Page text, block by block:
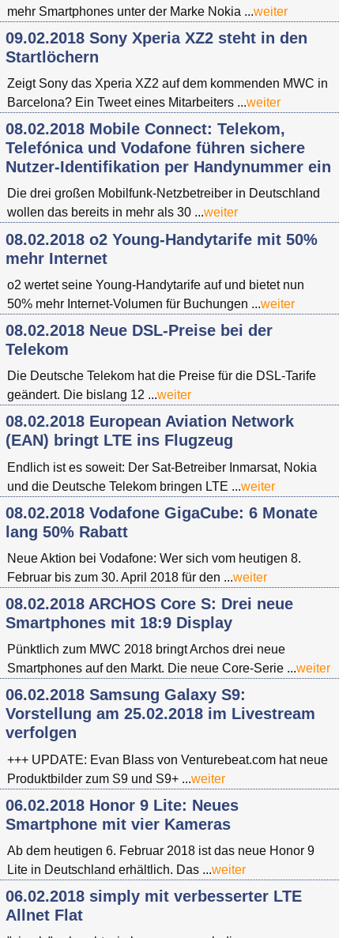
mehr Smartphones unter der Marke Nokia ...weiter
09.02.2018 Sony Xperia XZ2 steht in den
Startlöchern
Zeigt Sony das Xperia XZ2 auf dem kommenden MWC in
Barcelona? Ein Tweet eines Mitarbeiters ...weiter
08.02.2018 Mobile Connect: Telekom,
Telefónica und Vodafone führen sichere
Nutzer-Identifikation per Handynummer ein
Die drei großen Mobilfunk-Netzbetreiber in Deutschland
wollen das bereits in mehr als 30 ...weiter
08.02.2018 o2 Young-Handytarife mit 50%
mehr Internet
o2 wertet seine Young-Handytarife auf und bietet nun
50% mehr Internet-Volumen für Buchungen ...weiter
08.02.2018 Neue DSL-Preise bei der
Telekom
Die Deutsche Telekom hat die Preise für die DSL-Tarife
geändert. Die bislang 12 ...weiter
08.02.2018 European Aviation Network
(EAN) bringt LTE ins Flugzeug
Endlich ist es soweit: Der Sat-Betreiber Inmarsat, Nokia
und die Deutsche Telekom bringen LTE ...weiter
08.02.2018 Vodafone GigaCube: 6 Monate
lang 50% Rabatt
Neue Aktion bei Vodafone: Wer sich vom heutigen 8.
Februar bis zum 30. April 2018 für den ...weiter
08.02.2018 ARCHOS Core S: Drei neue
Smartphones mit 18:9 Display
Pünktlich zum MWC 2018 bringt Archos drei neue
Smartphones auf den Markt. Die neue Core-Serie ...weiter
06.02.2018 Samsung Galaxy S9:
Vorstellung am 25.02.2018 im Livestream
verfolgen
+++ UPDATE: Evan Blass von Venturebeat.com hat neue
Produktbilder zum S9 und S9+ ...weiter
06.02.2018 Honor 9 Lite: Neues
Smartphone mit vier Kameras
Ab dem heutigen 6. Februar 2018 ist das neue Honor 9
Lite in Deutschland erhältlich. Das ...weiter
06.02.2018 simply mit verbesserter LTE
Allnet Flat